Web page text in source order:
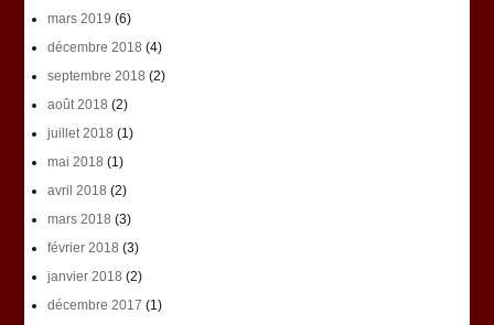
mars 2019 (6)
décembre 2018 (4)
septembre 2018 (2)
août 2018 (2)
juillet 2018 (1)
mai 2018 (1)
avril 2018 (2)
mars 2018 (3)
février 2018 (3)
janvier 2018 (2)
décembre 2017 (1)